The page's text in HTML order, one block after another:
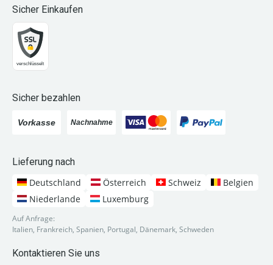
Sicher Einkaufen
Sicher bezahlen
Lieferung nach
Deutschland
Österreich Schweiz
Belgien
Niederlande
Luxemburg
Auf Anfrage:
Italien, Frankreich, Spanien, Portugal, Dänemark, Schweden
Kontaktieren Sie uns